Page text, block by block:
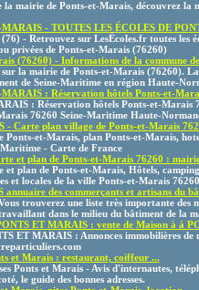
la mairie de Ponts-et-Marais, découvrez la
- TOUTES LES ÉCOLES DE
- Retrouvez sur LesÉcoles.fr toutes les
privées de Ponts-et-Marais (76260)
(76260) - Informations de la commune
la mairie de Ponts-et-Marais (76260).
de Seine-Maritime en région Haute-
: Réservation hôtels Ponts-et-
: Réservation hôtels Ponts-et-Marais
76260 Seine-Maritime Haute-
- Carte plan village de Ponts-et-Marais
Ponts-et-Marais, plan Ponts-et-Marais,
- Carte de France
et plan de Ponts-et-Marais 76260 :
plan de Ponts-et-Marais, Hôtels,
et locales de la ville Ponts-et-Marais 76260
annuaire des commerçants et artisans du
trouverez une liste très importante des
dans le milieu du bâtiment de la
ET MARAIS : vente de Maison à à
ET MARAIS : Annonces immobilières de
et Marais : restaurant, coiffeur ...
Ponts et Marais - Avis d'internautes,
le guide des bonnes adresses.